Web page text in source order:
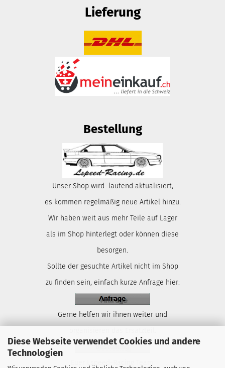
Diese Webseite verwendet Cookies und andere
Technologien
Lieferung
Bestellung
Unser Shop wird laufend aktualisiert,
es kommen regelmäßig neue Artikel hinzu.
Wir haben weit aus mehr Teile auf Lager
als im Shop hinterlegt oder können diese
besorgen.
Sollte der gesuchte Artikel nicht im Shop
zu finden sein, einfach kurze Anfrage hier:
Gerne helfen wir ihnen weiter und